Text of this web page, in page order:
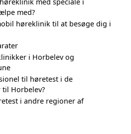
med?
høreklinik til at besøge dig i
i Horbelev og
til høretest i de
Horbelev?
i andre regioner af